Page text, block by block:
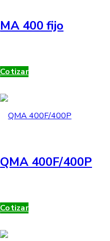
MA 400 fijo
Cotizar
QMA 400F/400P
Cotizar